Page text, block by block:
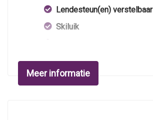
Lendesteun(en) verstelbaar
Skiluik
Stuur verstelbaar
Stuurbekrachtiging
Meer informatie